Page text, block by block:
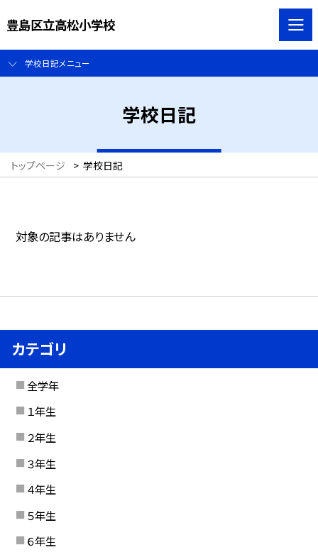
豊島区立高松小学校
学校日記メニュー
学校日記
トップページ > 学校日記
対象の記事はありません
カテゴリ
全学年
１年生
２年生
３年生
４年生
５年生
６年生